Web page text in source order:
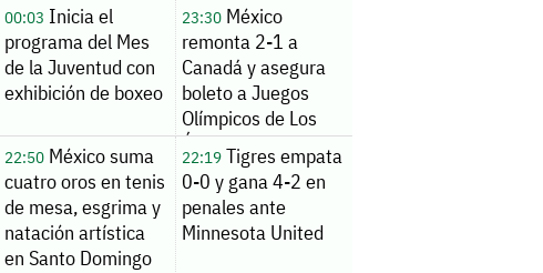
00:03 Inicia el
programa del Mes
de la Juventud con
exhibición de boxeo
23:30México
remonta 2-1 a
Canadá y asegura
boleto a Juegos
Olímpicos de Los
Ángeles 2028
22:50 México suma
cuatro oros en tenis
de mesa, esgrima y
natación artística
en Santo Domingo
22:19Tigres empata
0-0 y gana 4-2 en
penales ante
Minnesota United